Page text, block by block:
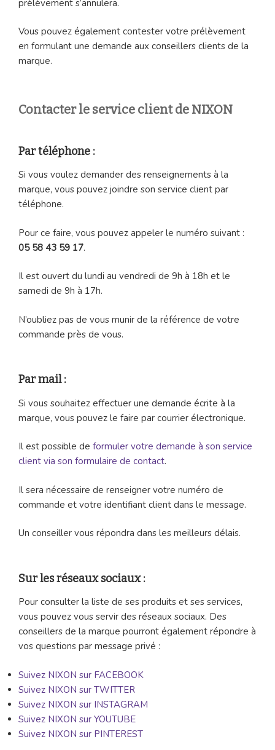
prélèvement s’annulera.
Vous pouvez également contester votre prélèvement
en formulant une demande aux conseillers clients de la
marque.
Contacter le service client de NIXON
Par téléphone :
Si vous voulez demander des renseignements à la
marque, vous pouvez joindre son service client par
téléphone.
Pour ce faire, vous pouvez appeler le numéro suivant :
05 58 43 59 17.
Il est ouvert du lundi au vendredi de 9h à 18h et le
samedi de 9h à 17h.
N’oubliez pas de vous munir de la référence de votre
commande près de vous.
Par mail :
Si vous souhaitez effectuer une demande écrite à la
marque, vous pouvez le faire par courrier électronique.
Il est possible de formuler votre demande à son service
client via son formulaire de contact.
Il sera nécessaire de renseigner votre numéro de
commande et votre identifiant client dans le message.
Un conseiller vous répondra dans les meilleurs délais.
Sur les réseaux sociaux :
Pour consulter la liste de ses produits et ses services,
vous pouvez vous servir des réseaux sociaux. Des
conseillers de la marque pourront également répondre à
vos questions par message privé :
Suivez NIXON sur FACEBOOK
Suivez NIXON sur TWITTER
Suivez NIXON sur INSTAGRAM
Suivez NIXON sur YOUTUBE
Suivez NIXON sur PINTEREST